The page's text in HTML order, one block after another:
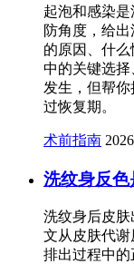
起泡和感染
防角度，给
的原因、什
中的关键选
发生，但帮
过恢复期。
术前指南
洗纹身反
洗纹身后皮
文从皮肤代
排出过程中